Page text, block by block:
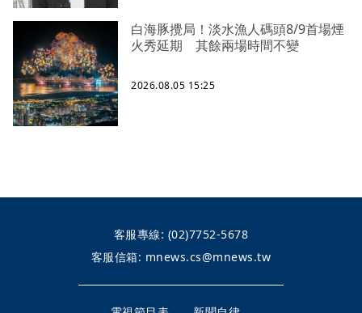
白海豚攪局！淡水漁人碼頭8/9首場煙
火秀延期 其餘兩場時間不變
2026.08.05 15:25
客服專線: (02)7752-5678
客服信箱: mnews.cs@mnews.tw